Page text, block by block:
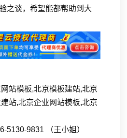
之谈，希望能都帮助到大
站模板,北京模板建站,北京
站,北京企业网站模板,北京
5130-9831 （王小姐）